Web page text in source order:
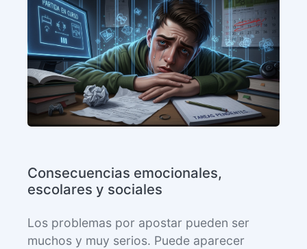
Consecuencias emocionales,
escolares y sociales
Los problemas por apostar pueden ser
muchos y muy serios. Puede aparecer